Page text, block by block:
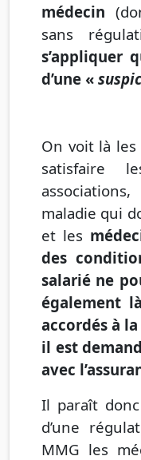
médecin
sans
s’appliquer
d’une «
On voit là
satisfaire
maladie qui
et les
des
salarié ne
également
accordés à
il est
avec
Il paraît donc
d’une
MMG les